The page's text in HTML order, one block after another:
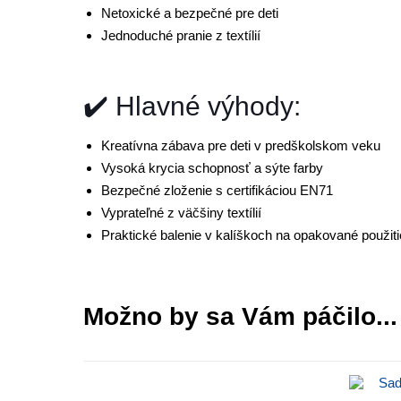
Netoxické a bezpečné pre deti
Jednoduché pranie z textílií
✔️ Hlavné výhody:
Kreatívna zábava pre deti v predškolskom veku
Vysoká krycia schopnosť a sýte farby
Bezpečné zloženie s certifikáciou EN71
Vyprateľné z väčšiny textílií
Praktické balenie v kalíškoch na opakované
Možno by sa Vám páčilo...